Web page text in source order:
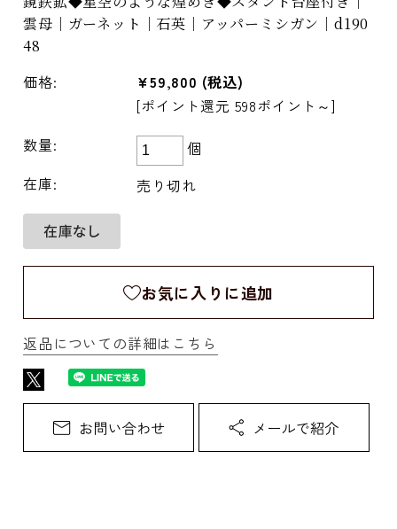
雲母｜ガーネット｜石英｜アッパーミシガン｜d190
48
価格: ¥59,800 (税込)
[ポイント還元 598ポイント～]
数量:
個
在庫:
売り切れ
お気に入りに追加
返品についての詳細はこちら